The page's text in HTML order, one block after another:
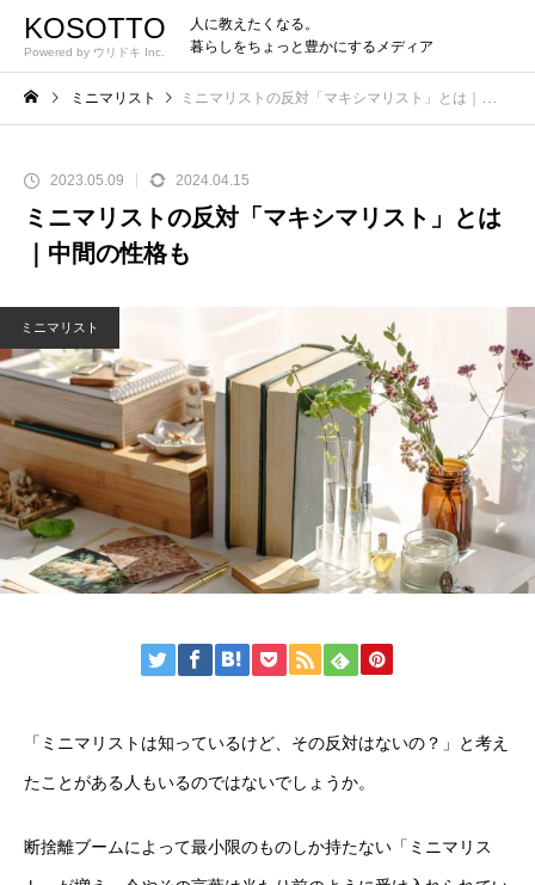
KOSOTTO
Powered by ウリドキ Inc.
人に教えたくなる。
暮らしをちょっと豊かにするメディア
ミニマリスト ミニマリストの反対「マキシマリスト」とは｜中間の性格も
2023.05.09 2024.04.15
ミニマリストの反対「マキシマリスト」とは
｜中間の性格も
ミニマリスト
「ミニマリストは知っているけど、その反対はないの？」と考え
たことがある人もいるのではないでしょうか。
断捨離ブームによって最小限のものしか持たない「ミニマリス